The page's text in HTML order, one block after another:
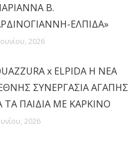
Β.
ΕΛΠΙΔΑ»
2026
x ELPIDA Η ΝΕΑ
ΣΥΝΕΡΓΑΣΙΑ ΑΓΑΠΗΣ
ΤΑ ΠΑΙΔΙΑ ΜΕ ΚΑΡΚΙΝΟ
2026